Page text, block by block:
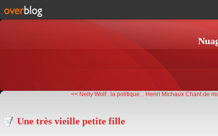
<< Nelly Wolf : la politique... Henri Michaux Chant de
Une très vieille petite fille